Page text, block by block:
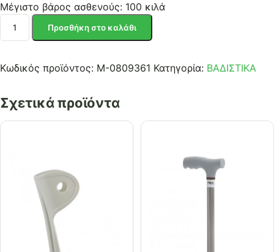
Μέγιστο βάρος ασθενούς: 100 κιλά
ΜΠΑΣΤΟΥΝΙ
4-
swan
Προσθήκη στο καλάθι
Κωδικός προϊόντος: Μ-0809361 Κατηγορία: ΒΑΔΙΣΤΙΚΑ
Σχετικά προϊόντα